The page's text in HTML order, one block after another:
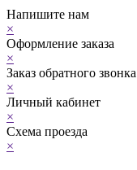
Напишите нам
×
Оформление заказа
×
Заказ обратного звонка
×
Личный кабинет
×
Схема проезда
×